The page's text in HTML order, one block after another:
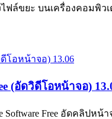
ฟล์ขยะ บนเครื่องคอมพิ
(อัดวิดีโอหน้าจอ)
Software Free อัดคลิ